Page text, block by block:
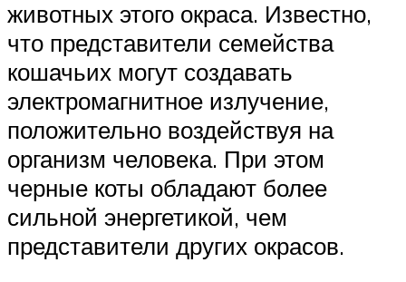
животных этого окраса. Известно,
что представители семейства
кошачьих могут создавать
электромагнитное излучение,
положительно воздействуя на
организм человека. При этом
черные коты обладают более
сильной энергетикой, чем
представители других окрасов.